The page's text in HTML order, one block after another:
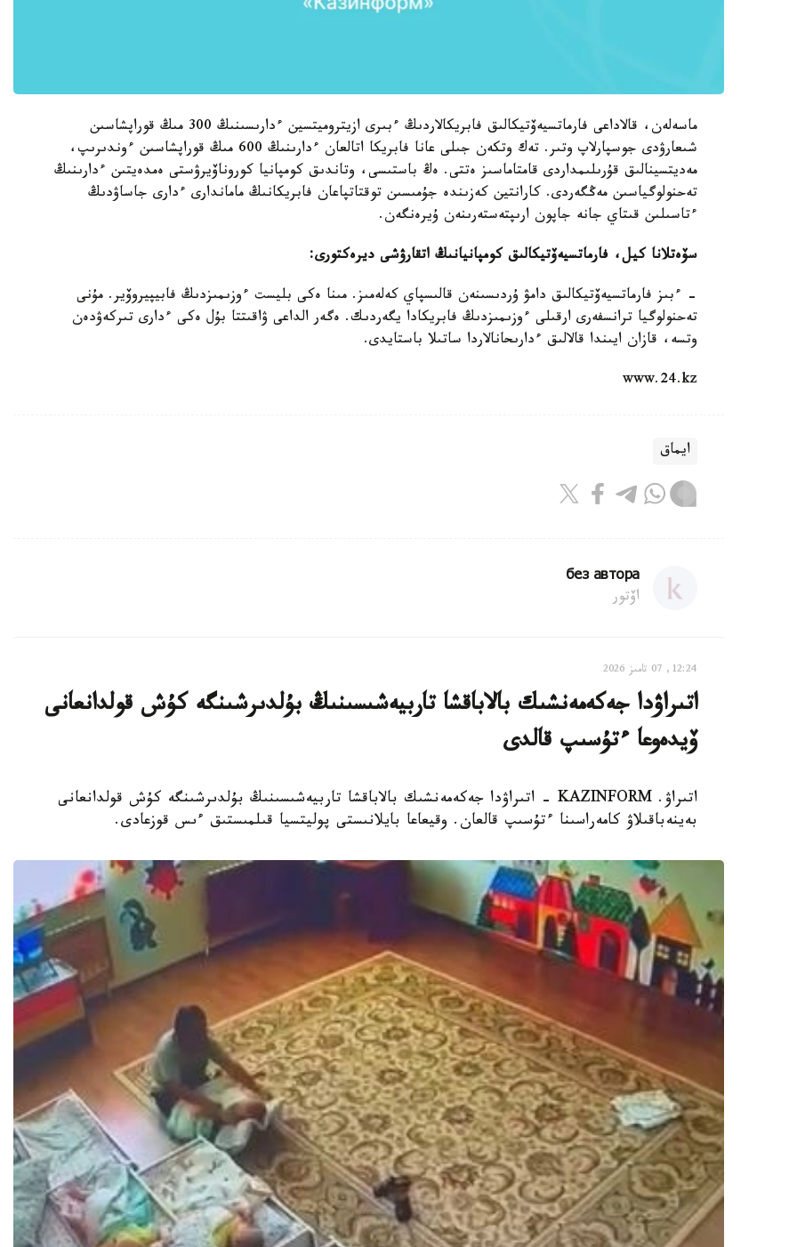
ماسەلەن، قالاداعى فارماتسيەۆتيكالىق فابريكالاردىڭ ءبىرى ازيتروميتسين ءدارىسىنىڭ 300 مىڭ قوراپشاسىن
شىعارۋدى جوسپارلاپ وتىر. تەك وتكەن جىلى عانا فابريكا اتالعان ءدارىنىڭ 600 مىڭ قوراپشاسىن ءوندىرىپ،
مەديتسينالىق قۇرىلىمداردى قامتاماسىز ەتتى. ەڭ باستىسى، وتاندىق كومپانيا كوروناۆيرۋستى ەمدەيتىن ءدارىنىڭ
تەحنولوگياسىن مەڭگەردى. كارانتين كەزىندە جۇمىسىن توقتاتپاعان فابريكانىڭ ماماندارى ءدارى جاساۋدىڭ
ءتاسىلىن قىتاي جانە جاپون ارىپتەستەرىنەن ۇيرەنگەن.
سۆەتلانا كيل، فارماتسيەۆتيكالىق كومپانيانىڭ اتقارۋشى ديرەكتورى:
- ءبىز فارماتسيەۆتيكالىق دامۋ ۇردىسىنەن قالىسپاي كەلەمىز. مىنا ەكى بليست ءوزىمىزدىڭ فابيپيروۆير. مۇنى
تەحنولوگيا ترانسفەرى ارقىلى ءوزىمىزدىڭ فابريكادا يگەردىك. ەگەر الداعى ۋاقىتتا بۇل ەكى ءدارى تىركەۋدەن
وتسە، قازان ايىندا قالالىق ءدارىحانالاردا ساتىلا باستايدى.
www.24.kz
ايماق
без автора
اۆتور
12:24, 07 تامىز 2026
اتىراۋدا جەكەمەنشىك بالاباقشا تاربيەشىسىنىڭ بۇلدىرشىنگە كۇش قولدانعانى
ۆيدەوعا ءتۇسىپ قالدى
اتىراۋ. KAZINFORM - اتىراۋدا جەكەمەنشىك بالاباقشا تاربيەشىسىنىڭ بۇلدىرشىنگە كۇش قولدانعانى
بەينەباقىلاۋ كامەراسىنا ءتۇسىپ قالعان. وقيعاعا بايلانىستى پوليتسيا قىلمىستىق ءىس قوزعادى.